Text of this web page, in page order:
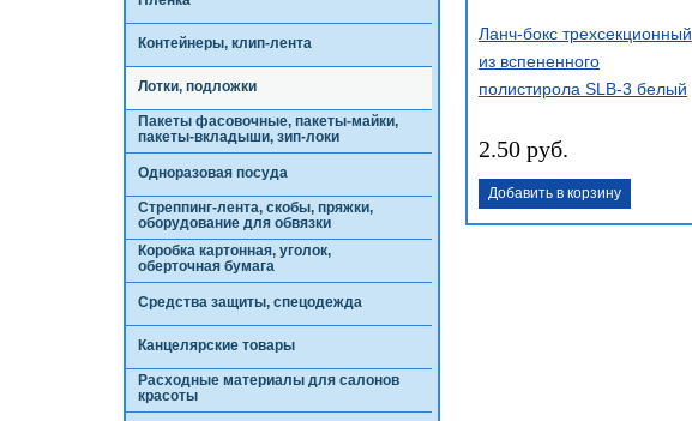
Контейнеры, клип-лента
Лотки, подложки
Пакеты фасовочные, пакеты-майки,
пакеты-вкладыши, зип-локи
Одноразовая посуда
Стреппинг-лента, скобы, пряжки,
оборудование для обвязки
Коробка картонная, уголок,
оберточная бумага
Средства защиты, спецодежда
Канцелярские товары
Расходные материалы для салонов
красоты
Ланч-бокс трехсекционный
из вспененного
полистирола SLB-3 белый
2.50 руб.
Добавить в корзину